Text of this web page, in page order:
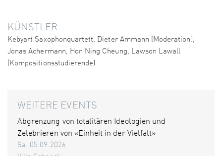
KÜNSTLER
Kebyart Saxophonquartett, Dieter Ammann (Moderation),
Jonas Achermann, Hon Ning Cheung, Lawson Lawall
(Kompositionsstudierende)
WEITERE EVENTS
Abgrenzung von totalitären Ideologien und
Zelebrieren von «Einheit in der Vielfalt»
Sa. 05.09.2026